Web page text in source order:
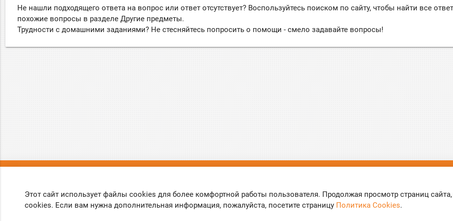
Не нашли подходящего ответа на вопрос или ответ отсутствует? Воспользуйтесь поиском по сайту, чтобы найти все
похожие вопросы в разделе Другие предметы.
Трудности с домашними заданиями? Не стесняйтесь попросить о помощи - смело задавайте вопросы!
О проекте
Правила
Этот сайт использует файлы cookies для более комфортной работы пользователя. Продолжая просмотр страниц
cookies. Если вам нужна дополнительная информация, пожалуйста, посетите страницу Политика Cookies.